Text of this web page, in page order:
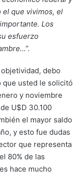
el que vivimos, el
Los
esfuerzo
debo
usted le solicitó
y noviembre
U$D 30.100
el mayor saldo
y esto fue dudas
que representa
80% de las
hace mucho